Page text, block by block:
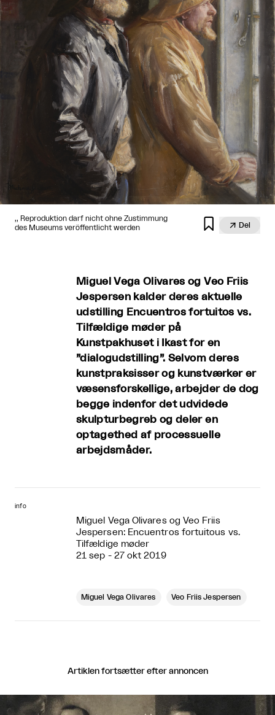
,, Reproduktion darf nicht ohne Zustimmung
des Museums veröffentlicht werden
  Del
Miguel Vega Olivares og Veo Friis
Jespersen kalder deres aktuelle
udstilling Encuentros fortuitos vs.
Tilfældige møder på
Kunstpakhuset i Ikast for en
”dialogudstilling”. Selvom deres
kunstpraksisser og kunstværker er
væsensforskellige, arbejder de dog
begge indenfor det udvidede
skulpturbegreb og deler en
optagethed af processuelle
arbejdsmåder.
info
Miguel Vega Olivares og Veo Friis
Jespersen: Encuentros fortuitous vs.
Tilfældige møder
21 sep - 27 okt 2019
Miguel Vega Olivares Veo Friis Jespersen
Artiklen fortsætter efter annoncen